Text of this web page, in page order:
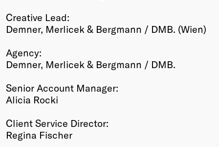
Creative Lead:
Demner, Merlicek & Bergmann / DMB. (Wien)
Agency:
Demner, Merlicek & Bergmann / DMB.
Senior Account Manager:
Alicia Rocki
Client Service Director:
Regina Fischer